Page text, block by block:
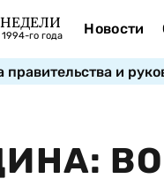
го года Новости
правительства и